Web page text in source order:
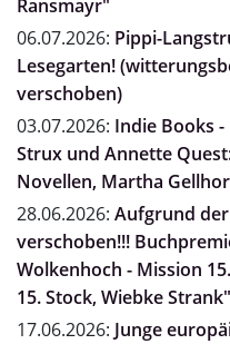
Ransmayr"
06.07.2026: Pippi-
Lesegarten!
verschoben)
03.07.2026: Indie Books
Strux und Annette
Novellen, Martha
28.06.2026: Aufgrund
verschoben!!!
Wolkenhoch - Mission
15. Stock, Wiebke Strank"
17.06.2026: Junge